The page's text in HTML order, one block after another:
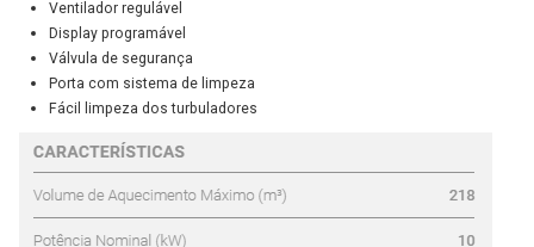
Ventilador regulável
Display programável
Válvula de segurança
Porta com sistema de limpeza
Fácil limpeza dos turbuladores